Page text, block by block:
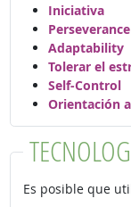
Iniciativa
Perseverance
Adaptability
Tolerar el
Self-Control
Orientación
Es posible que